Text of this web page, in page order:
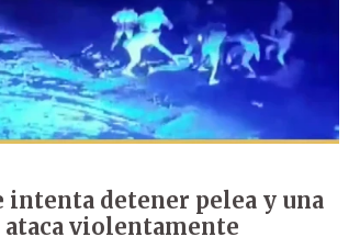
intenta detener pelea y una
violentamente